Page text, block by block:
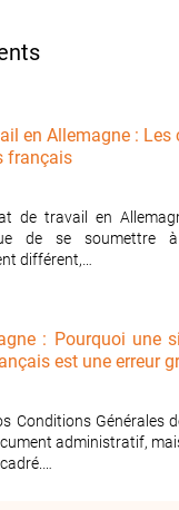
en Allemagne :
français
de travail en
de se soumettre
différent,…
: Pourquoi une
est une erreur
Conditions Générales
administratif,